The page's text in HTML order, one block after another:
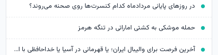
در روزهای پایانی مردادماه کدام کنسرت‌ها روی صحنه می‌روند؟
حمله موشکی به کشتی اماراتی در تنگه هرمز
آخرین فرصت برای والیبال ایران؛ یا قهرمانی در آسیا یا خداحافظی با المپیک